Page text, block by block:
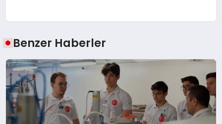
Benzer Haberler